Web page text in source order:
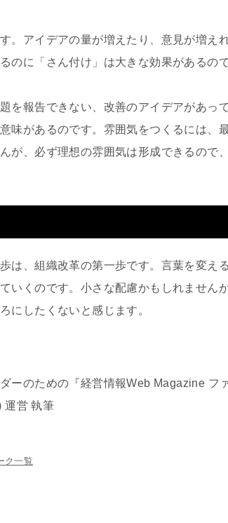
。アイデアの量が増えたり、意見が増え
のに「さん付け」は大きな効果があるので
を報告できない、改善のアイデアがあっ
味があるのです。雰囲気をつくるには、
が、必ず理想の雰囲気は形成できるので
は、組織改革の第一歩です。言葉を変え
いくのです。小さな配慮かもしれません
にしたくないと感じます。
ーのための『経営情報Web Magazine フ
運営 執筆
ク一覧